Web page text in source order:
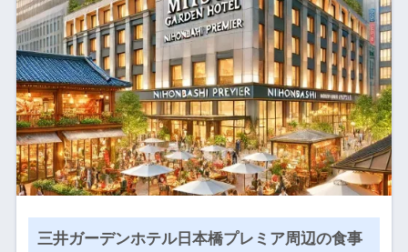
三井ガーデンホテル日本橋プレミア周辺の食事